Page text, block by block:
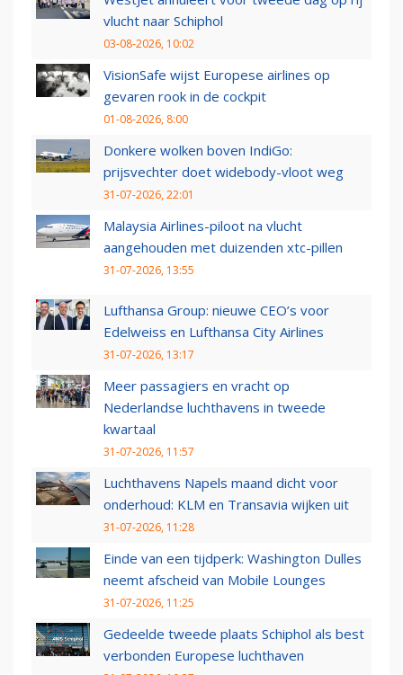
vlucht naar Schiphol
03-08-2026, 10:02
VisionSafe wijst Europese airlines op
gevaren rook in de cockpit
01-08-2026, 8:00
Donkere wolken boven IndiGo:
prijsvechter doet widebody-vloot weg
31-07-2026, 22:01
Malaysia Airlines-piloot na vlucht
aangehouden met duizenden xtc-pillen
31-07-2026, 13:55
Lufthansa Group: nieuwe CEO’s voor
Edelweiss en Lufthansa City Airlines
31-07-2026, 13:17
Meer passagiers en vracht op
Nederlandse luchthavens in tweede
kwartaal
31-07-2026, 11:57
Luchthavens Napels maand dicht voor
onderhoud: KLM en Transavia wijken uit
31-07-2026, 11:28
Einde van een tijdperk: Washington Dulles
neemt afscheid van Mobile Lounges
31-07-2026, 11:25
Gedeelde tweede plaats Schiphol als best
verbonden Europese luchthaven